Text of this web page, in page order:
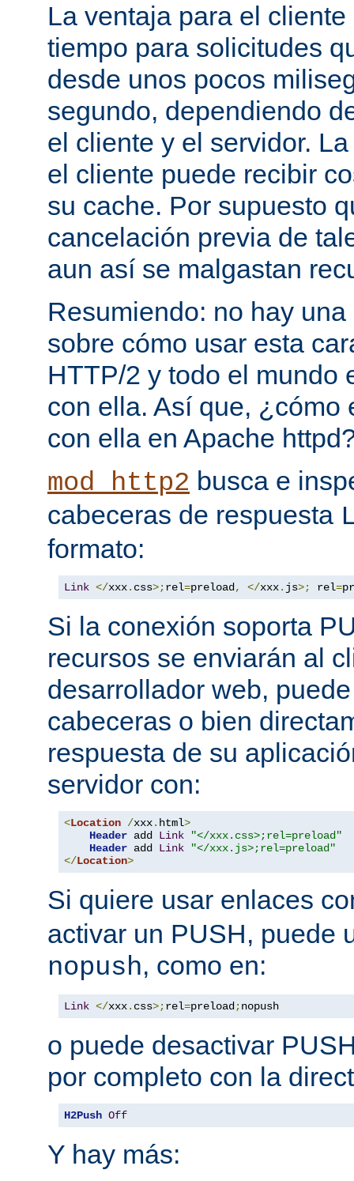
La ventaja para el
tiempo para solicitudes
desde unos pocos
segundo, dependiendo
el cliente y el servidor.
el cliente puede recibir
su cache. Por supuesto
cancelación previa de
aun así se malgastan
Resumiendo: no hay
sobre cómo usar esta
HTTP/2 y todo el mundo
con ella. Así que, ¿cómo
con ella en Apache
mod_http2 busca e
cabeceras de respuesta
formato:
Link </xxx. css>;rel=preload, </xxx. js>; rel=
Si la conexión soporta
recursos se enviarán al
desarrollador web,
cabeceras o bien
respuesta de su
servidor con:
<Location /xxx. html>
Header add Link
"</xxx.css>;rel=preload"
Header add Link
"</xxx.js>;rel=preload"
</Location>
Si quiere usar enlaces
activar un PUSH, puede
nopush, como en:
Link </xxx. css>;rel=preload;nopush
o puede desactivar
por completo con la
H2Push Off
Y hay más: